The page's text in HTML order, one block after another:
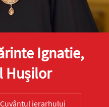
Ignatie,
Hușilor
Cuvântul ierarhului